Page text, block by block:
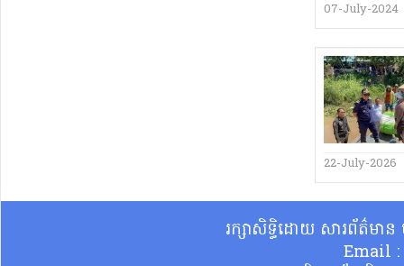
07-July-2024
22-July-2026
រក្សាសិទ្ធិដោយ សារព័ត៌មា
Email